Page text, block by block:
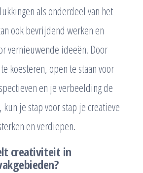
als onderdeel van het
ook bevrijdend werken en
vernieuwende ideeën. Door
koesteren, open te staan voor
en je verbeelding de
je stap voor stap je creatieve
en verdiepen.
creativiteit in